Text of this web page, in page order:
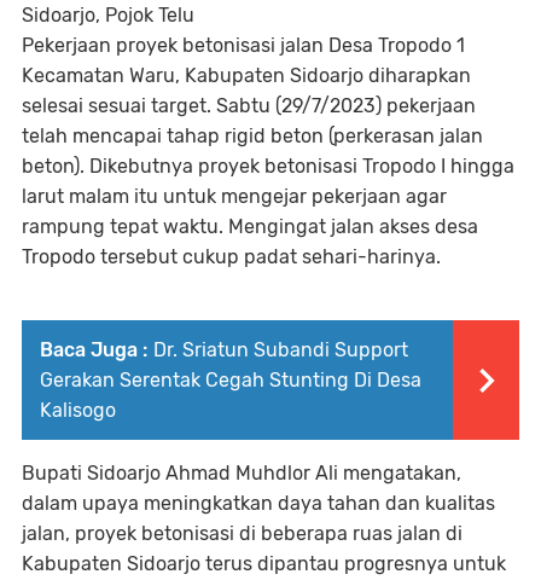
Sidoarjo, Pojok Telu
Pekerjaan proyek betonisasi jalan Desa Tropodo 1
Kecamatan Waru, Kabupaten Sidoarjo diharapkan
selesai sesuai target. Sabtu (29/7/2023) pekerjaan
telah mencapai tahap rigid beton (perkerasan jalan
beton). Dikebutnya proyek betonisasi Tropodo I hingga
larut malam itu untuk mengejar pekerjaan agar
rampung tepat waktu. Mengingat jalan akses desa
Tropodo tersebut cukup padat sehari-harinya.
Baca Juga : Dr. Sriatun Subandi Support
Gerakan Serentak Cegah Stunting Di Desa
Kalisogo
Bupati Sidoarjo Ahmad Muhdlor Ali mengatakan,
dalam upaya meningkatkan daya tahan dan kualitas
jalan, proyek betonisasi di beberapa ruas jalan di
Kabupaten Sidoarjo terus dipantau progresnya untuk